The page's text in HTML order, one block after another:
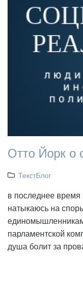
Отто Йорк о
ТекстБлог
в последнее время
натыкаюсь на
парламентской
душа болит за